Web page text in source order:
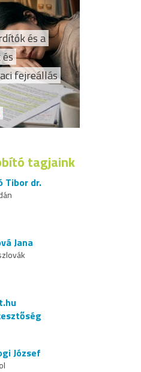
és a
fejreállás
tagjaink
Tibor dr.
Jana
József